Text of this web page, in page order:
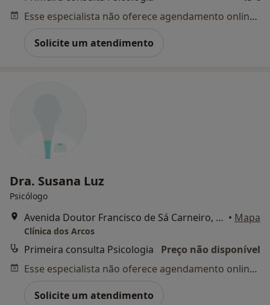
Esse especialista não oferece agendamento online para esse endereço.
Solicite um atendimento
Dra. Susana Luz
Psicólogo
Avenida Doutor Francisco de Sá Carneiro, Lisboa • Mapa
Clínica dos Arcos
Primeira consulta Psicologia
Preço não disponível
Esse especialista não oferece agendamento online para esse endereço.
Solicite um atendimento